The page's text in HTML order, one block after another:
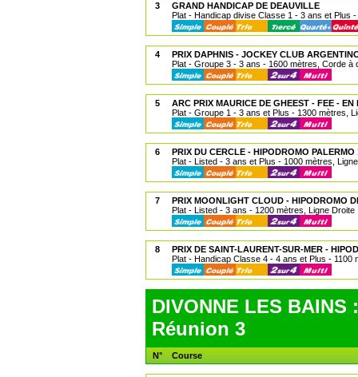
3
GRAND HANDICAP DE DEAUVILLE
Plat - Handicap divise Classe 1 - 3 ans et Plus
4
PRIX DAPHNIS - JOCKEY CLUB
Plat - Groupe 3 - 3 ans - 1600 mètres, Corde à
5
ARC PRIX MAURICE DE GHEEST - FEE -
Plat - Groupe 1 - 3 ans et Plus - 1300 mètres,
6
PRIX DU CERCLE - HIPODROMO
Plat - Listed - 3 ans et Plus - 1000 mètres,
7
PRIX MOONLIGHT CLOUD - HIPODROMO
Plat - Listed - 3 ans - 1200 mètres, Ligne Droite
8
PRIX DE SAINT-LAURENT-SUR-MER -
Plat - Handicap Classe 4 - 4 ans et Plus - 1100
DIVONNE LES BAINS
Réunion 3
N° Course